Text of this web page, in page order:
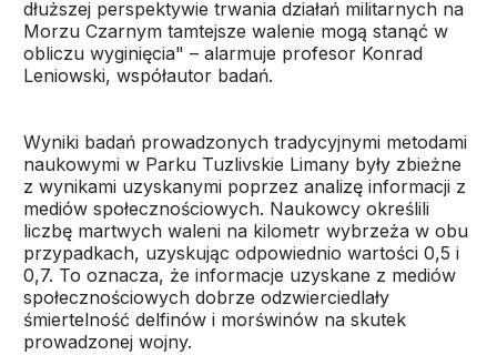
dłuższej perspektywie trwania działań militarnych na
Morzu Czarnym tamtejsze walenie mogą stanąć w
obliczu wyginięcia" – alarmuje profesor Konrad
Leniowski, współautor badań.
Wyniki badań prowadzonych tradycyjnymi metodami
naukowymi w Parku Tuzlivskie Limany były zbieżne
z wynikami uzyskanymi poprzez analizę informacji z
mediów społecznościowych. Naukowcy określili
liczbę martwych waleni na kilometr wybrzeża w obu
przypadkach, uzyskując odpowiednio wartości 0,5 i
0,7. To oznacza, że informacje uzyskane z mediów
społecznościowych dobrze odzwierciedlały
śmiertelność delfinów i morświnów na skutek
prowadzonej wojny.